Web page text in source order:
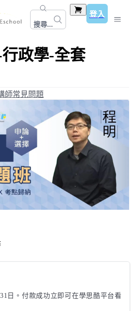
搜尋...
登入
政學-全套
師常見問題
日。付款成功立即可在學思酷平台看